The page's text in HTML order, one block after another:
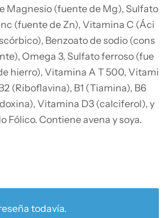
Magnesio (fuente de Mg), Sulfato
(fuente de Zn), Vitamina C (Áci
Benzoato de sodio (cons
Omega 3, Sulfato ferroso (fue
hierro), Vitamina A T 500, Vitami
(Riboflavina), B1 (Tiamina), B6
Vitamina D3 (calciferol), y
Fólico. Contiene avena y soya.
todavía.